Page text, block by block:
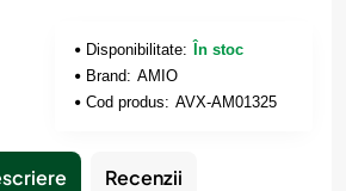
Disponibilitate:
În stoc
Brand: AMIO
Cod produs: AVX-AM01325
Recenzii